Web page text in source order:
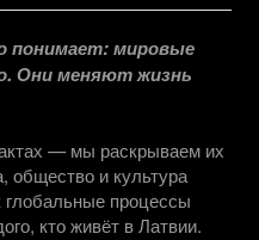
понимает: мировые
Они меняют жизнь
— мы раскрываем их
общество и культура
глобальные процессы
кто живёт в Латвии.